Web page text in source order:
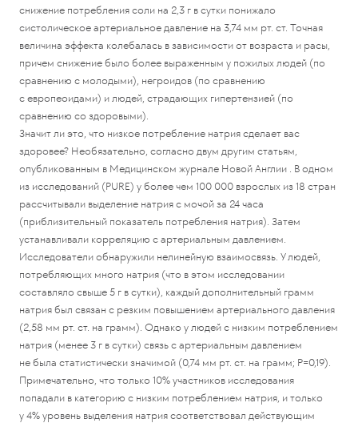
снижение потребления соли на 2,3 г в сутки понижало
систолическое артериальное давление на 3,74 мм рт. ст. Точная
величина эффекта колебалась в зависимости от возраста и расы,
причем снижение было более выраженным у пожилых людей (по
сравнению с молодыми), негроидов (по сравнению
с европеоидами) и людей, страдающих гипертензией (по
сравнению со здоровыми).
Значит ли это, что низкое потребление натрия сделает вас
здоровее? Необязательно, согласно двум другим статьям,
опубликованным в Медицинском журнале Новой Англии . В одном
из исследований (PURE) у более чем 100 000 взрослых из 18 стран
рассчитывали выделение натрия с мочой за 24 часа
(приблизительный показатель потребления натрия). Затем
устанавливали корреляцию с артериальным давлением.
Исследователи обнаружили нелинейную взаимосвязь. У людей,
потребляющих много натрия (что в этом исследовании
составляло свыше 5 г в сутки), каждый дополнительный грамм
натрия был связан с резким повышением артериального давления
(2,58 мм рт. ст. на грамм). Однако у людей с низким потреблением
натрия (менее 3 г в сутки) связь с артериальным давлением
не была статистически значимой (0,74 мм рт. ст. на грамм; P=0,19).
Примечательно, что только 10% участников исследования
попадали в категорию с низким потреблением натрия, и только
у 4% уровень выделения натрия соответствовал действующим